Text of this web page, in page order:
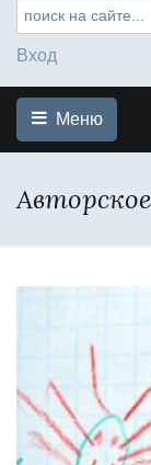
Вход
Меню
Авторское